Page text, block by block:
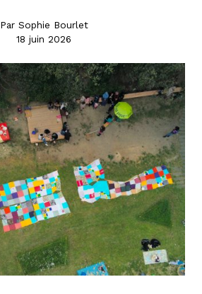
Par Sophie Bourlet
18 juin 2026